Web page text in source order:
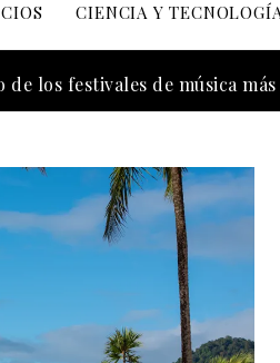
CIENCIA Y
y la transición energética